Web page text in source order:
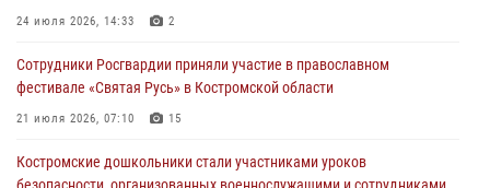
Росгвардейцы знакомят костромичей со службой в ведомстве
Костромские дошкольники стали участниками уроков
безопасности, организованных военнослужащими и сотрудниками
30 июля 2026, 10:39 9
24 июля 2026, 14:33 2
Сотрудники Росгвардии приняли участие в православном
фестивале «Святая Русь» в Костромской области
21 июля 2026, 07:10 15
Костромские дошкольники стали участниками уроков
безопасности, организованных военнослужащими и сотрудниками